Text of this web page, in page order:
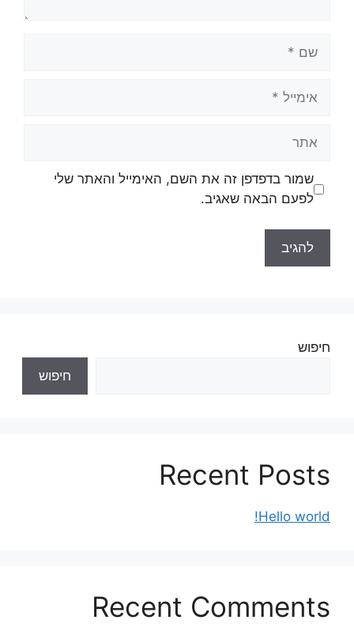
שמור בדפדפן זה את השם, האימייל והאתר שלי
לפעם הבאה שאגיב.
חיפוש
חיפוש
Recent Posts
Hello world!
Recent Comments